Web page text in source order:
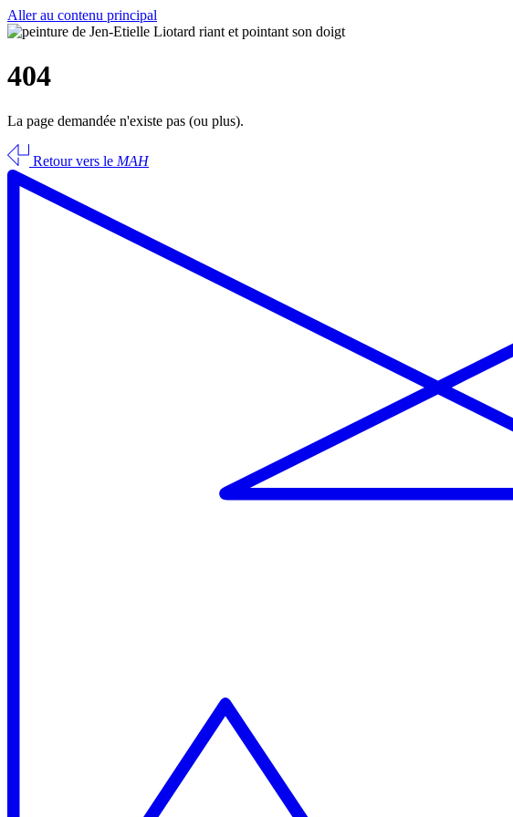
Aller au contenu principal
404
La page demandée n'existe pas (ou plus).
Retour vers le MAH